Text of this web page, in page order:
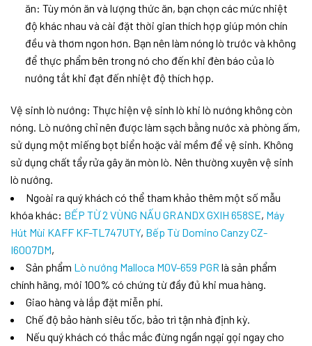
ăn: Tùy món ăn và lượng thức ăn, bạn chọn các mức nhiệt
độ khác nhau và cài đặt thời gian thích hợp giúp món chín
đều và thơm ngon hơn. Bạn nên làm nóng lò trước và không
để thực phẩm bên trong nó cho đến khi đèn báo của lò
nướng tắt khi đạt đến nhiệt độ thích hợp.
Vệ sinh lò nướng: Thực hiện vệ sinh lò khi lò nướng không còn
nóng. Lò nướng chỉ nên được làm sạch bằng nước xà phòng ấm,
sử dụng một miếng bọt biển hoặc vải mềm để vệ sinh. Không
sử dụng chất tẩy rửa gây ăn mòn lò. Nên thường xuyên vệ sinh
lò nướng.
Ngoài ra quý khách có thể tham khảo thêm một số mẫu
khóa khác: BẾP TỪ 2 VÙNG NẤU GRANDX GXIH 658SE, Máy
Hút Mùi KAFF KF-TL747UTY, Bếp Từ Domino Canzy CZ-
I6007DM,
Sản phẩm Lò nướng Malloca MOV-659 PGR là sản phẩm
chính hãng, mới 100% có chứng từ đầy đủ khi mua hàng.
Giao hàng và lắp đặt miễn phí.
Chế độ bảo hành siêu tốc, bảo trì tận nhà định kỳ.
Nếu quý khách có thắc mắc đừng ngần ngại gọi ngay cho